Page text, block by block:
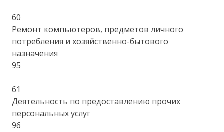
60
Ремонт компьютеров, предметов личного
потребления и хозяйственно-бытового
назначения
95
61
Деятельность по предоставлению прочих
персональных услуг
96